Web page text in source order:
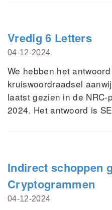
Vredig 6 Letters
04-12-2024
We hebben het
kruiswoordraadsel
laatst gezien in de
2024. Het antwoord is
Indirect schoppen
Cryptogrammen
04-12-2024